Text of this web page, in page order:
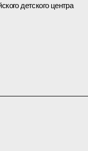
детского центра